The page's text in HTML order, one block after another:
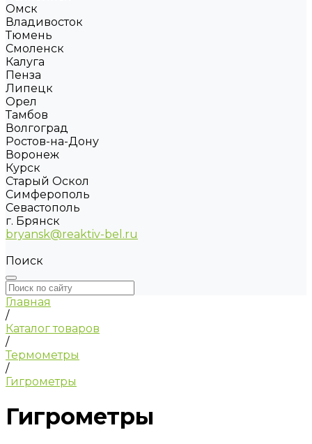
Омск
Владивосток
Тюмень
Смоленск
Калуга
Пенза
Липецк
Орел
Тамбов
Волгоград
Ростов-на-Дону
Воронеж
Курск
Старый Оскол
Симферополь
Севастополь
г. Брянск
bryansk@reaktiv-bel.ru
Поиск
Главная
/
Каталог товаров
/
Термометры
/
Гигрометры
Гигрометры